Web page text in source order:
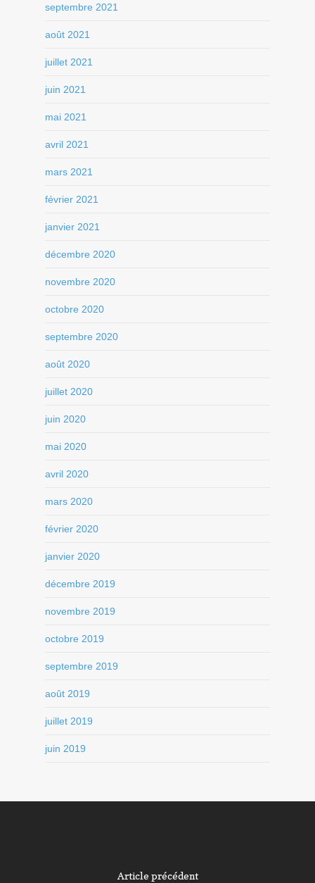
septembre 2021
août 2021
juillet 2021
juin 2021
mai 2021
avril 2021
mars 2021
février 2021
janvier 2021
décembre 2020
novembre 2020
octobre 2020
septembre 2020
août 2020
juillet 2020
juin 2020
mai 2020
avril 2020
mars 2020
février 2020
janvier 2020
décembre 2019
novembre 2019
octobre 2019
septembre 2019
août 2019
juillet 2019
juin 2019
Article précédent